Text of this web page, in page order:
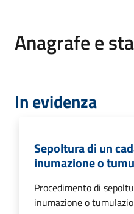
Anagrafe e
In evidenza
Sepoltura di un
inumazione o
Procedimento di
inumazione o